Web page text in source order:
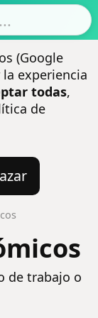
(Google
experiencia
todas,
de
de trabajo o